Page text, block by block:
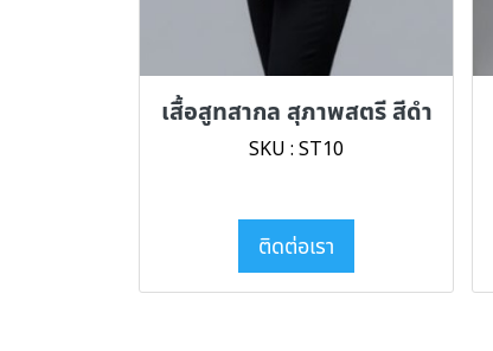
เสื้อสูทสากล สุภาพสตรี สีดำ
SKU : ST10
ติดต่อเรา